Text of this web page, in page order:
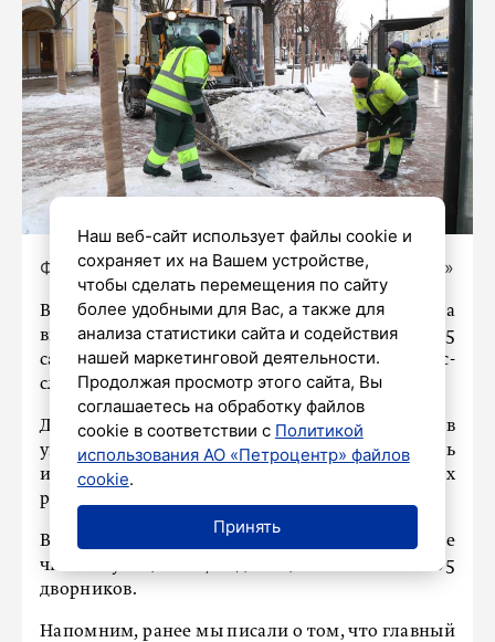
Фото: Олег Золото / «Петербургский дневник»
В Петербурге после длительного перерыва
вновь пошел снег. За сутки в городе выпало 4,5
сантиметра осадков. Об этом сообщает пресс-
служба Комитета по благоустройству.
Дорожники не ждут, когда снежный покров
увеличится, и сразу прометают проезжую часть
и тротуары. Особенно это касается дальних
районов, где, как правило, осадков больше.
Во вторник, 10 февраля, в Северной столице
чистят улицы 887 единиц техники и 1185
дворников.
Напомним, ранее мы писали о том, что главный
Наш веб-сайт использует файлы cookie и
сохраняет их на Вашем устройстве,
чтобы сделать перемещения по сайту
более удобными для Вас, а также для
анализа статистики сайта и содействия
нашей маркетинговой деятельности.
Продолжая просмотр этого сайта, Вы
соглашаетесь на обработку файлов
cookie в соответствии с Политикой
использования АО «Петроцентр» файлов
cookie.
Принять